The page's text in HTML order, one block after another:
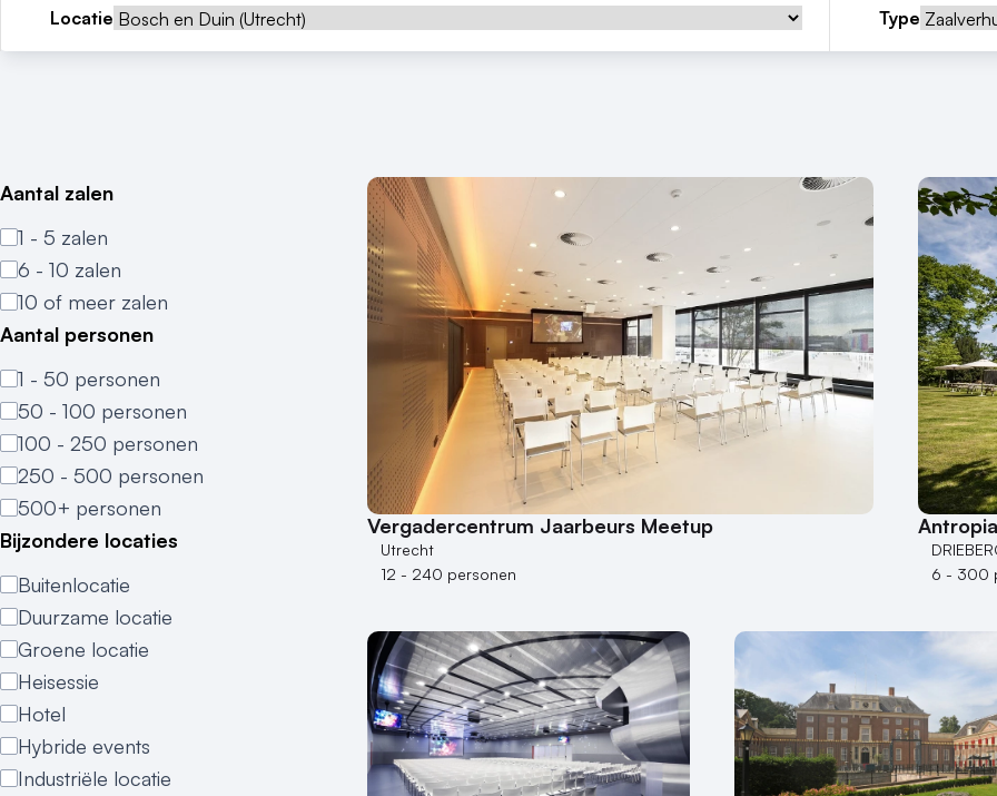
Locatie Type
Aantal zalen
1 - 5 zalen
6 - 10 zalen
10 of meer zalen
Aantal personen
1 - 50 personen
50 - 100 personen
100 - 250 personen
250 - 500 personen
500+ personen
Bijzondere locaties
Buitenlocatie
Duurzame locatie
Groene locatie
Heisessie
Hotel
Hybride events
Industriële locatie
Vergadercentrum Jaarbeurs Meetup
Utrecht
12 - 240 personen
6 - 300